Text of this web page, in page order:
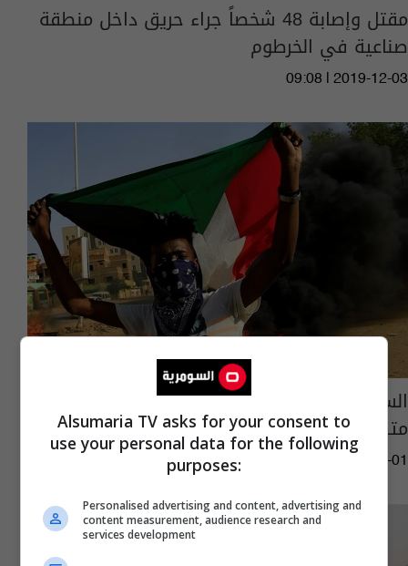
مقتل وإصابة 48 شخصاً جراء حريق داخل منطقة
صناعية في الخرطوم
09:08 | 2019-12-03
السودان.. مقتل 4 أشخاص في إطلاق نار على
متظاهرين
14:30 | 2019-08-01
Alsumaria TV asks for your consent to
use your personal data for the following
purposes:
Personalised advertising and content, advertising and
content measurement, audience research and
services development